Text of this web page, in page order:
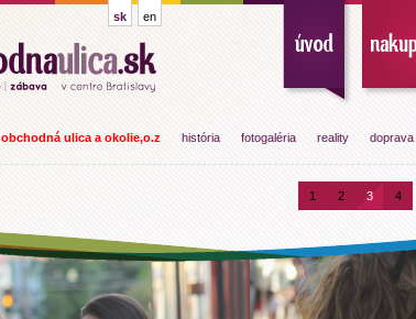
sk en
obchodná ulica a okolie,o.z história fotogaléria reality doprava
1 2 3 4